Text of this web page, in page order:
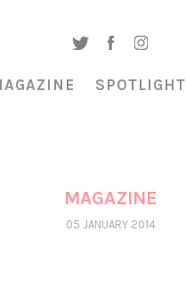
SPOTLIGHT
MAGAZINE
05 JANUARY 2014